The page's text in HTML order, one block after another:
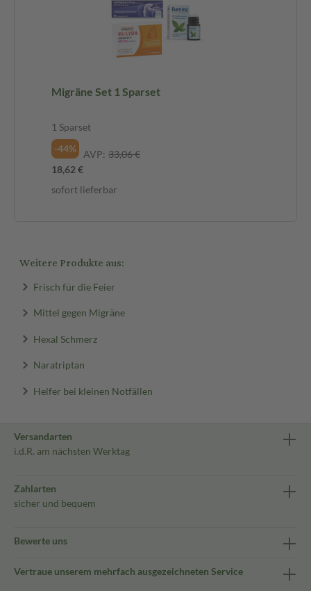
Migräne Set 1 Sparset
1 Sparset
-44%
AVP: 33,06 €
18,62 €
sofort lieferbar
Weitere Produkte aus:
Frisch für die Feier
Mittel gegen Migräne
Hexal Schmerz
Naratriptan
Helfer bei kleinen Notfällen
Versandarten
i.d.R. am nächsten Werktag
Zahlarten
sicher und bequem
Bewerte uns
Vertraue unserem mehrfach ausgezeichneten Service